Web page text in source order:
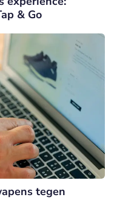
& Go
tegen